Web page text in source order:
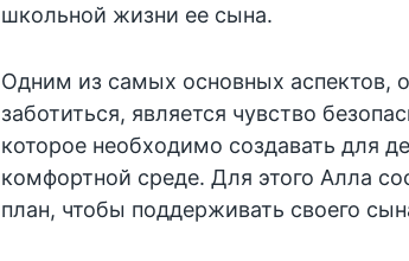
школьной жизни ее сына.
Одним из самых основных аспектов,
заботиться, является чувство
которое необходимо создавать для
комфортной среде. Для этого Алла
план, чтобы поддерживать своего